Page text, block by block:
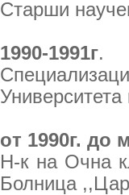
Старши
1990-1991г.
oт 1990г. до
Н-к на Очна
Болница